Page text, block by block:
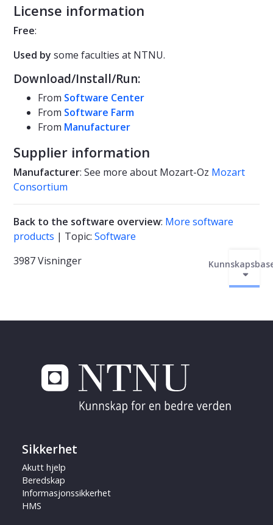
License information
Free:
Used by some faculties at NTNU.
Download/Install/Run:
From Software Center
From Software Farm
From Manufacturer
Supplier information
Manufacturer: See more about Mozart-Oz Mozart
Consortium
Back to the software overview: More software
products | Topic: Software
3987 Visninger
Sikkerhet
Akutt hjelp
Beredskap
Informasjonssikkerhet
HMS